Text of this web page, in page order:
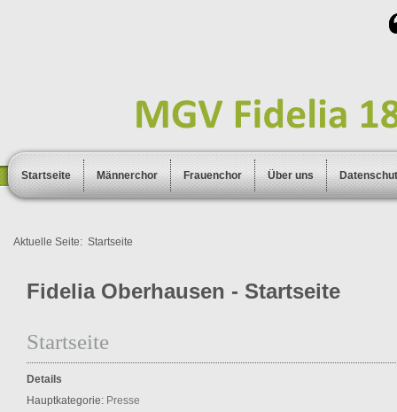
Startseite Männerchor Frauenchor Über uns
Aktuelle Seite: Startseite
Fidelia Oberhausen - Startseite
Startseite
Details
Hauptkategorie: Presse